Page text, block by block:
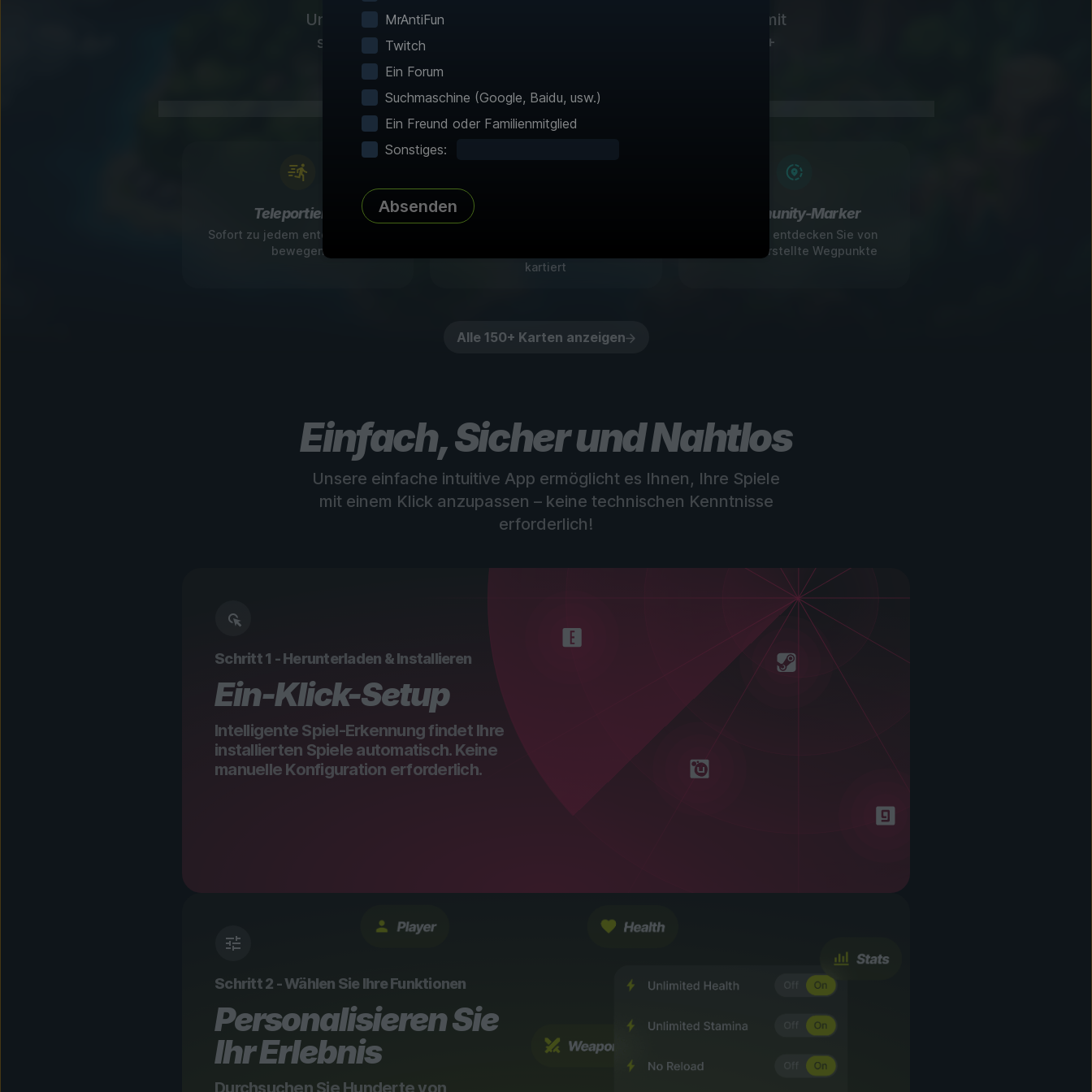
Unsere interaktiven Karten machen die Erkundung mühelos mit
sofortigem Schnellreisen und detaillierter Kartierung für 60+
Teleportieren
Sofort zu jedem entdeckten Ort
bewegen
kartiert
Community-Marker
Teilen und entdecken Sie von
Spielern erstellte Wegpunkte
Alle 150+ Karten anzeigen
Einfach, Sicher und Nahtlos
Unsere einfache intuitive App ermöglicht es Ihnen, Ihre Spiele
mit einem Klick anzupassen – keine technischen Kenntnisse
erforderlich!
Schritt 1 - Herunterladen & Installieren
Ein-Klick-Setup
Intelligente Spiel-Erkennung findet Ihre
installierten Spiele automatisch. Keine
manuelle Konfiguration erforderlich.
Schritt 2 - Wählen Sie Ihre Funktionen
Personalisieren Sie
Ihr Erlebnis
Durchsuchen Sie Hunderte von
MrAntiFun
Twitch
Ein Forum
Suchmaschine (Google, Baidu, usw.)
Ein Freund oder Familienmitglied
Sonstiges:
Absenden